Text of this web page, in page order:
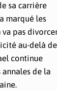
sa carrière
marqué les
va pas
au-delà
continue
de la